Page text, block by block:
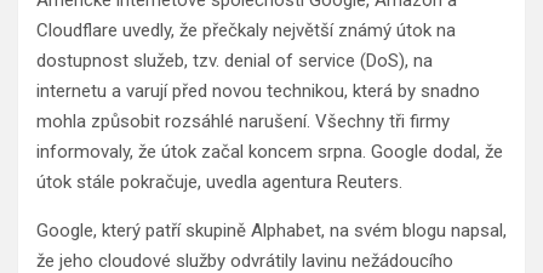
Cloudflare uvedly, že přečkaly největší známý útok na
dostupnost služeb, tzv. denial of service (DoS), na
internetu a varují před novou technikou, která by snadno
mohla způsobit rozsáhlé narušení. Všechny tři firmy
informovaly, že útok začal koncem srpna. Google dodal, že
útok stále pokračuje, uvedla agentura Reuters.
Google, který patří skupině Alphabet, na svém blogu napsal,
že jeho cloudové služby odvrátily lavinu nežádoucího